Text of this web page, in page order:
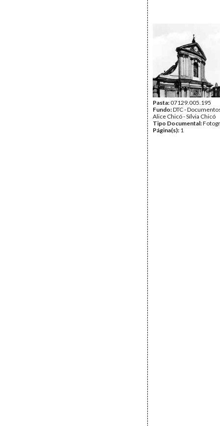
Pasta:07129.005.195
Fundo:DTC -
Alice Chicó - Sílvia Chicó
Tipo Documental:
Página(s): 1